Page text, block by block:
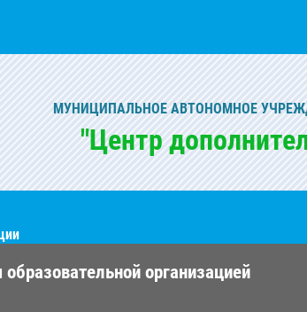
МУНИЦИПАЛЬНОЕ АВТОНОМНОЕ
"Центр
организацией